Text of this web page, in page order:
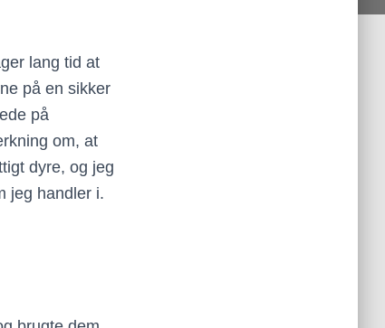
lang tid at
på en sikker
på
om, at
dyre, og jeg
jeg handler i.